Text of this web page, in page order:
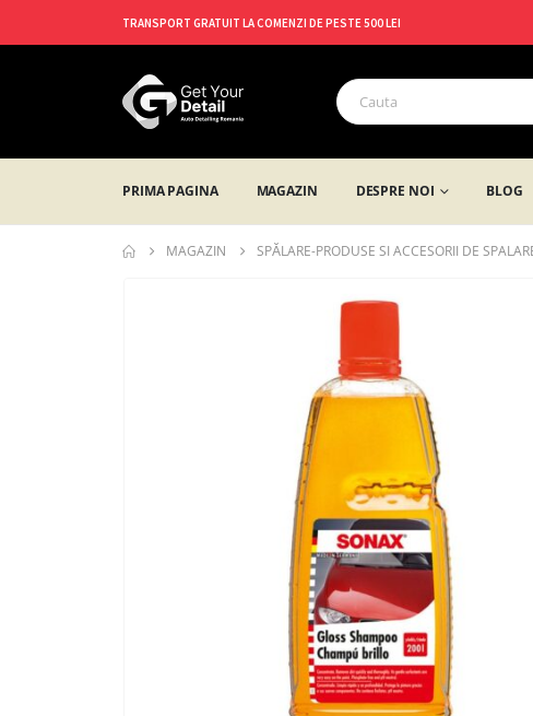
TRANSPORT GRATUIT LA COMENZI DE PESTE 500 LEI
PRIMA PAGINA MAGAZIN DESPRE NOI BLOG
MAGAZIN SPĂLARE-PRODUSE SI ACCESORII DE